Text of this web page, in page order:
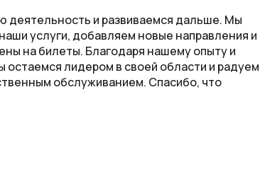
деятельность и развиваемся дальше. Мы
услуги, добавляем новые направления и
на билеты. Благодаря нашему опыту и
остаемся лидером в своей области и радуем
обслуживанием. Спасибо, что